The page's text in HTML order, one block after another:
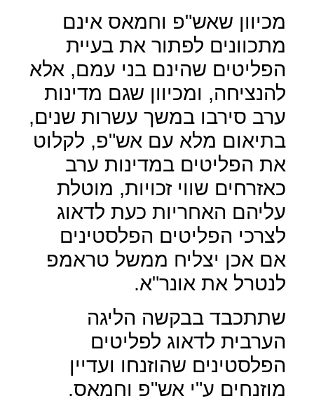
מכיוון שאש"פ וחמאס אינם
מתכוונים לפתור את בעיית
הפליטים שהינם בני עמם, אלא
להנציחה, ומכיוון שגם מדינות
ערב סירבו במשך עשרות שנים,
בתיאום מלא עם אש"פ, לקלוט
את הפליטים במדינות ערב
כאזרחים שווי זכויות, מוטלת
עליהם האחריות כעת לדאוג
לצרכי הפליטים הפלסטינים
אם אכן יצליח ממשל טראמפ
לנטרל את אונר"א.
שתתכבד בבקשה הליגה
הערבית לדאוג לפליטים
הפלסטינים שהוזנחו ועדיין
מוזנחים ע"י אש"פ וחמאס.